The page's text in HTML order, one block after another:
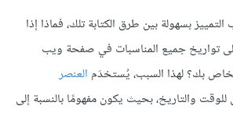
بسهولة بين طرق الكتابة تلك، فماذا إذا
تواريخ جميع المناسبات في صفحة ويب
بك؟ لهذا السبب، يُستخدَم العنصر
والتاريخ، بحيث يكون مفهومًا بالنسبة إلى